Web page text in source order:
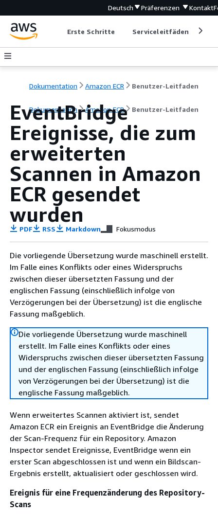
Deutsch Präferenzen Kontakt
Erste Schritte Serviceleitfäden
Dokumentation Amazon ECR Benutzer-Leitfaden
Dokumentation Amazon ECR Benutzer-Leitfaden
EventBridge
Ereignisse, die zum
erweiterten
Scannen in Amazon
ECR gesendet
wurden
PDF RSS Markdown Fokusmodus
Die vorliegende Übersetzung wurde maschinell erstellt.
Im Falle eines Konflikts oder eines Widerspruchs
zwischen dieser übersetzten Fassung und der
englischen Fassung (einschließlich infolge von
Verzögerungen bei der Übersetzung) ist die englische
Fassung maßgeblich.
Die vorliegende Übersetzung wurde maschinell
erstellt. Im Falle eines Konflikts oder eines
Widerspruchs zwischen dieser übersetzten Fassung
und der englischen Fassung (einschließlich infolge
von Verzögerungen bei der Übersetzung) ist die
englische Fassung maßgeblich.
Wenn erweitertes Scannen aktiviert ist, sendet
Amazon ECR ein Ereignis an EventBridge die Änderung
der Scan-Frequenz für ein Repository. Amazon
Inspector sendet Ereignisse, EventBridge wenn ein
erster Scan abgeschlossen ist und wenn ein Bildscan-
Ergebnis erstellt, aktualisiert oder geschlossen wird.
Ereignis für eine Frequenzänderung des Repository-
Scans